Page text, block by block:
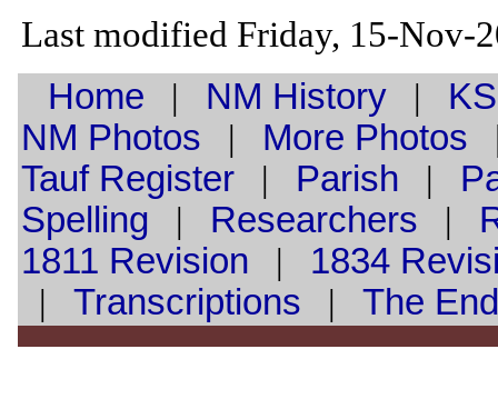
Last modified Friday, 15-Nov-
Home | NM History|
NM Photos | More Photos
TaufRegister| Parish |
Spelling | Researchers |
1811 Revision | 1834
| Transcriptions | The End